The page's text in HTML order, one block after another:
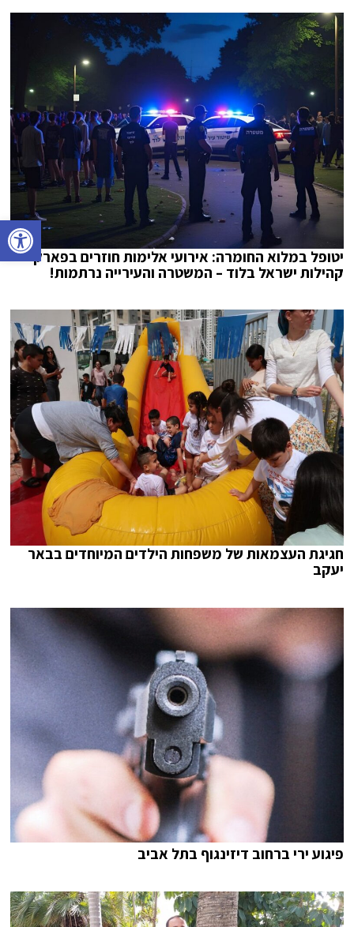
פתח סרגל נגישות
יטופל במלוא החומרה: אירועי אלימות חוזרים בפארק
קהילות ישראל בלוד – המשטרה והעירייה נרתמות!
חגיגת העצמאות של משפחות הילדים המיוחדים בבאר
יעקב
פיגוע ירי ברחוב דיזינגוף בתל אביב